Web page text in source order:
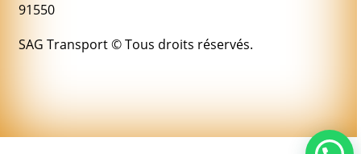
91550
SAG Transport © Tous droits réservés.